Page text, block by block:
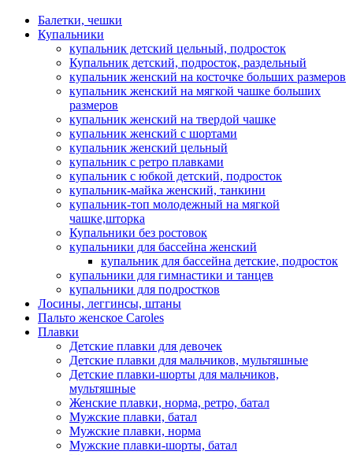
Балетки, чешки
Купальники
купальник детский цельный, подросток
Купальник детский, подросток, раздельный
купальник женский на косточке больших размеров
купальник женский на мягкой чашке больших
размеров
купальник женский на твердой чашке
купальник женский с шортами
купальник женский цельный
купальник с ретро плавками
купальник с юбкой детский, подросток
купальник-майка женский, танкини
купальник-топ молодежный на мягкой
чашке,шторка
Купальники без ростовок
купальники для бассейна женский
купальник для бассейна детские, подросток
купальники для гимнастики и танцев
купальники для подростков
Лосины, леггинсы, штаны
Пальто женское Caroles
Плавки
Детские плавки для девочек
Детские плавки для мальчиков, мультяшные
Детские плавки-шорты для мальчиков,
мультяшные
Женские плавки, норма, ретро, батал
Мужские плавки, батал
Мужские плавки, норма
Мужские плавки-шорты, батал